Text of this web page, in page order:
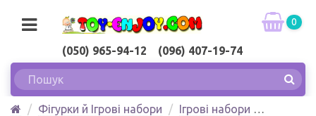
(050) 965-94-12 (096) 407-19-74
0
Фігурки й Ігрові набори
Ігрові набори